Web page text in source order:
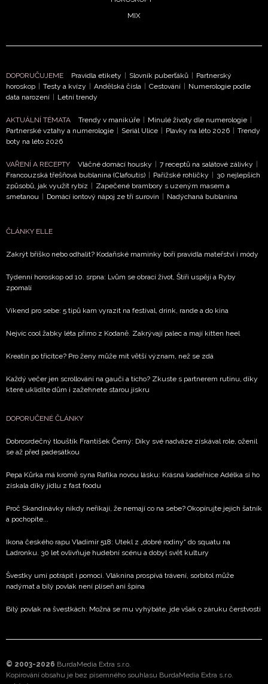
MIX
DOPORUČUJEME Pravidla etikety Slovník puberťáků
Partnerský
horoskop
Testy a kvízy Andělská čísla Cestování
Numerologie podle
data narození
Letní trendy
AKTUÁLNÍ TÉMATA Trendy v manikúře Minulé životy dle numerologie
Partnerské vztahy a numerologie
Seriál Ulice Plavky na léto 2026
Trendy
boty na léto 2026
VAŘENÍ A RECEPTY Vláčné domácí housky 7 receptů na salátové zálivky
Francouzská třešňová bublanina (Clafoutis)
Pařížské rohlíčky
30 nejlepších
způsobů, jak využít rybíz
Zapečené brambory s uzeným masem a
smetanou
Domácí iontový nápoj ze tří surovin Nadýchaná bublanina
ČLÁNKY ELLE
Zakrýt bříško nebo odhalit? Kodaňské maminky boří pravidla mateřství i módy
Týdenní horoskop od 10. srpna: Lvům se obrací život, Štíři uspějí a Ryby
zpomalí
Víkend pro sebe: 5 tipů kam vyrazit na festival, drink, rande a do kina
Nejvíc cool žabky léta přímo z Kodaně. Zakrývají palec a mají kitten heel
Kreatin po třicítce? Pro ženy může mít větší význam, než se zdá
Každý večer jen scrollování na gauči a ticho? Zkuste s partnerem rutinu, díky
které uklidíte dům i zažehnete starou jiskru
DOPORUČENÉ ČLÁNKY
Dobrosrdečný tlouštík František Černý: Díky své nadváze získával role, oženil
se až před padesátkou
Pepa Kůrka má kromě syna Rafíka novou lásku: Krásná kadeřnice Adélka si ho
získala díky jídlu z fast foodu
Proč Skandinávky nikdy neříkají, že nemají co na sebe? Okopírujte jejich šatník
a pochopíte...
Ikona českého rapu Vladimír 518: Utekl z „dobré rodiny“ do squatu na
Ladronku. 30 let ovlivňuje hudební scénu a dobyl svět kultury
Švestky umí potrápit i pomoci. Vláknina prospívá trávení, sorbitol může
nadýmat a bílý povlak není plíseň ani špína
Bílý povlak na švestkách: Možná se mu vyhýbáte, jde však o záruku čerstvosti
© 2003-2026 BurdaMedia Extra s.r.o.
Kopírování obsahu je bez písemného souhlasu BurdaMedia Extra s.r.o.